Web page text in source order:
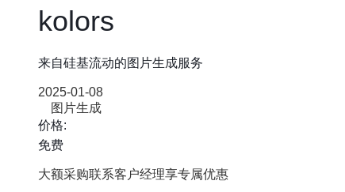
kolors
来自硅基流动的图片生成服务
2025-01-08
图片生成
价格:
免费
大额采购联系客户经理享专属优惠